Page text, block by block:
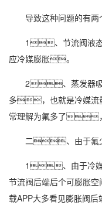
导致这种问题的有两
1、节流阀液态冷
应冷媒膨胀。
2、蒸发器吸热
多，也就是冷媒流
常理解为氟多了
二、由于氟少
1、由于冷媒
节流阀后端后个可膨胀
载APP大多看见膨胀阀